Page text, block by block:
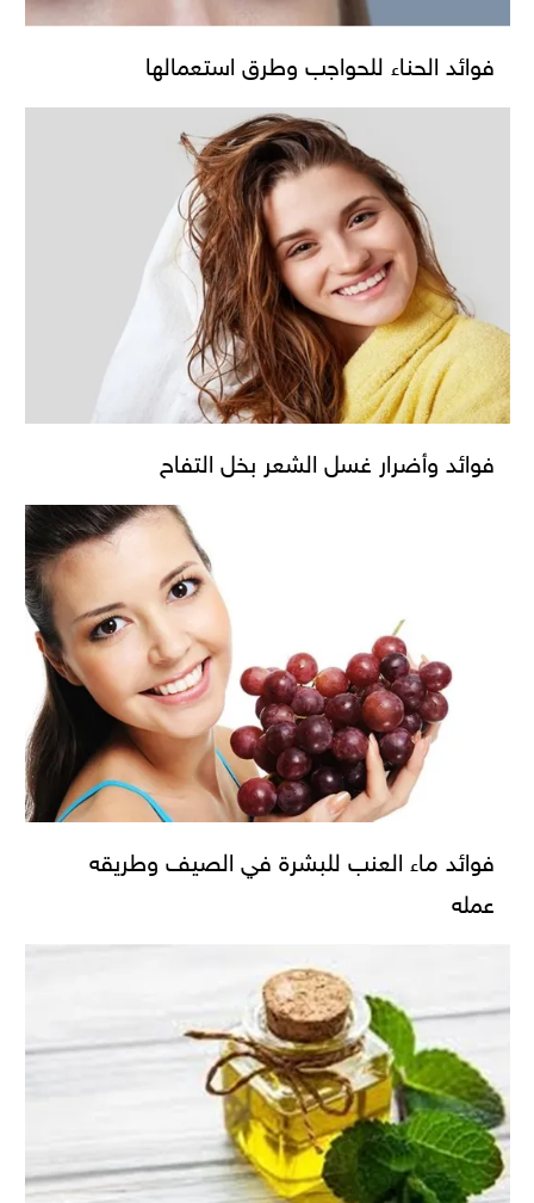
فوائد الحناء للحواجب وطرق استعمالها
فوائد وأضرار غسل الشعر بخل التفاح
فوائد ماء العنب للبشرة في الصيف وطريقه
عمله